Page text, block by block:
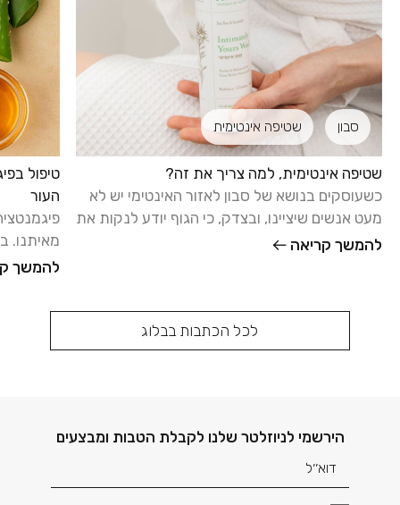
סבון שטיפה אינטימית
שטיפה אינטימית, למה צריך את זה?
כשעוסקים בנושא של סבון לאזור האינטימי יש לא
מעט אנשים שיציינו, ובצדק, כי הגוף יודע לנקות את
עצמו, ואפשר להסתפק
להמשך קריאה
טיפול
העור
מאיתנו.
הידיים,
להמשך
לכל הכתבות בבלוג
הירשמי לניוזלטר שלנו לקבלת הטבות ומבצעים
דוא׳׳ל